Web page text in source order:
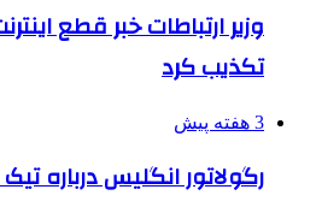
وزیر ارتباطات خبر قطع
تکذیب کرد
3 هفته پیش
رگولاتور انگلیس درباره